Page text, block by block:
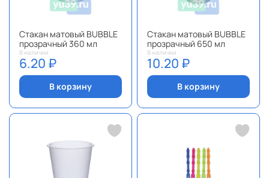
Стакан матовый BUBBLE
прозрачный 360 мл
В наличии
6.20 ₽
В корзину
Стакан матовый BUBBLE
прозрачный 650 мл
В наличии
10.20 ₽
В корзину